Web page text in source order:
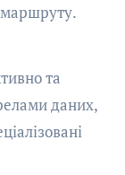
маршруту.
та
даних,